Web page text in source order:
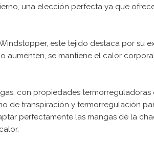
una elección perfecta ya que
este tejido destaca por su
aumenten, se mantiene el calor
con propiedades termorreguladoras
de transpiración y termorregulación
perfectamente las mangas de la